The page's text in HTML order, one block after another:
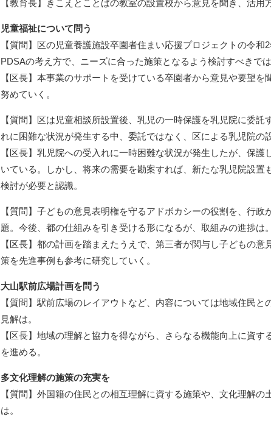
【教育長】きこえとことばの教室の設置校から意見を聞き、活用
児童福祉について問う
【質問】区の児童養護施設卒園者住まい応援プロジェクトの令和
PDSAの考え方で、ニーズに合った施策となるよう検討すべきでは
【区長】本事業のサポートを受けている卒園者から意見や要望
努めていく。
【質問】区は児童相談所設置後、乳児の一時保護を乳児院に委
れに困難な状況が発生する中、委託ではなく、区による乳児院の
【区長】乳児院への受入れに一時困難な状況が発生したが、保
いている。しかし、将来の需要を勘案すれば、新たな乳児院設置
検討が必要と認識。
【質問】子どもの意見表明権を守るアドボカシーの役割を、行
題。今後、都の仕組みを引き受ける形になるが、取組みの進捗は。
【区長】都の計画を踏まえたうえで、第三者が関与し子どもの
策を先進事例も参考に研究していく。
大山駅前広場計画を問う
【質問】駅前広場のレイアウトなど、内容については地域住民
見解は。
【区長】地域の理解と協力を得ながら、さらなる機能向上に資
を進める。
多文化理解の施策の充実を
【質問】外国籍の住民との相互理解に資する施策や、文化理解
は。